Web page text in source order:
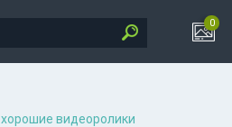
0
хорошие видеоролики